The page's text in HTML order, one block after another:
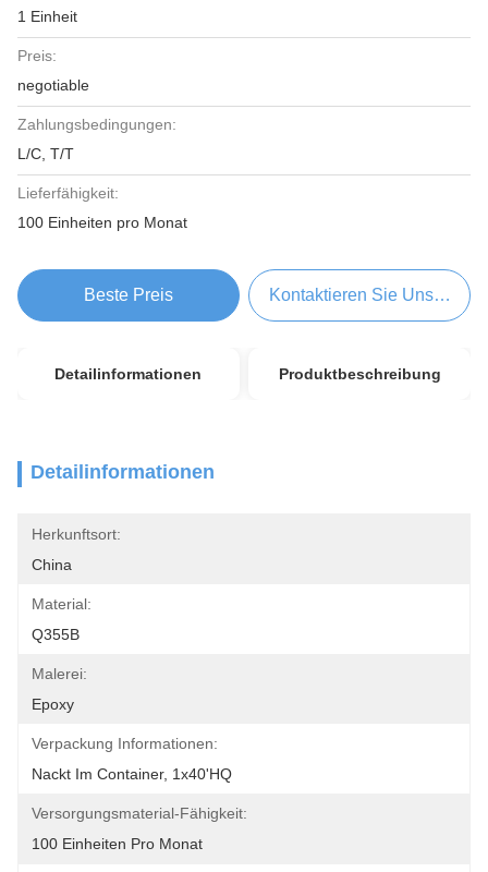
1 Einheit
Preis:
negotiable
Zahlungsbedingungen:
L/C, T/T
Lieferfähigkeit:
100 Einheiten pro Monat
Beste Preis Kontaktieren Sie Uns Jetzt
Detailinformationen Produktbeschreibung
Detailinformationen
Herkunftsort:
China
Material:
Q355B
Malerei:
Epoxy
Verpackung Informationen:
Nackt Im Container, 1x40'HQ
Versorgungsmaterial-Fähigkeit:
100 Einheiten Pro Monat